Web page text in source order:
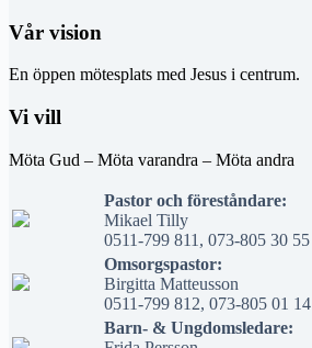
Vår vision
En öppen mötesplats med Jesus i centrum.
Vi vill
Möta Gud – Möta varandra – Möta andra
Pastor och föreståndare:
Mikael Tilly
0511-799 811, 073-805 30 55
Omsorgspastor:
Birgitta Matteusson
0511-799 812, 073-805 01 14
Barn- & Ungdomsledare: